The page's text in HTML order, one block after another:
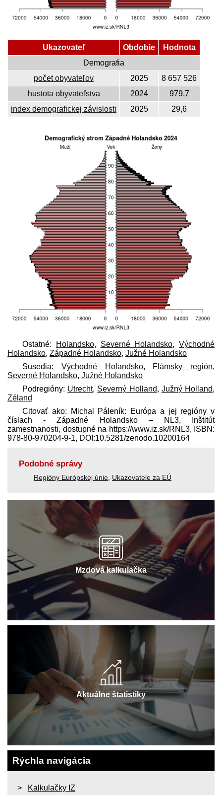
Ukazovateľ Obdobie
Hodnota
Demografia
počet obyvateľov
2025
8 657 526
hustota obyvateľstva
2024
979,7
index demografickej závislosti
2025 29,6
Ostatné: Holandsko, Severné Holandsko, Východné
Holandsko, Západné Holandsko, Južné Holandsko
Susedia: Východné Holandsko, Flámsky región,
Severné Holandsko, Južné Holandsko
Podregióny: Utrecht, Severný Holland, Južný Holland,
Zéland
Citovať ako: Michal Páleník: Európa a jej regióny v
číslach - Západné Holandsko – NL3, Inštitút
zamestnanosti, dostupné na https://www.iz.sk/​RNL3, ISBN:
978-80-970204-9-1, DOI:10.5281/zenodo.10200164
Podobné správy
Regióny Európskej únie Ukazovatele za EÚ
Mzdová kalkulačka
Aktuálne štatistiky
Rýchla navigácia
Kalkulačky IZ